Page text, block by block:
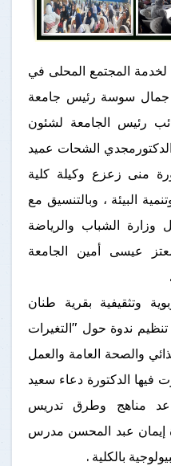
لخدمة المجتمع المحلى في
جمال سوسة رئيس جامعة
رئيس الجامعة لشئون
الشحات عميد
منى زعزع وكيلة كلية
البيئة ، وبالتنسيق مع
وزارة الشباب والرياضة
معتز عيسى أمين الجامعة
وتثقيفية بقرية طنان
ندوة حول "التغيرات
والصحة العامة والعمل
فيها الدكتورة دعاء سعيد
مناهج وطرق تدريس
إيمان عبد المحسن مدرس
بالكلية .